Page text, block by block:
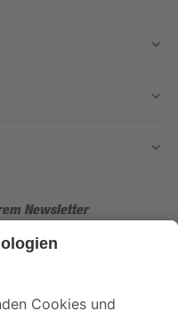
Newsletter
mehr verpassen!